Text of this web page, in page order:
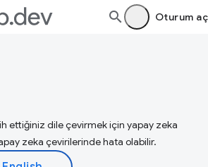
Oturum aç
ettiğiniz dile çevirmek için yapay zeka
zeka çevirilerinde hata olabilir.